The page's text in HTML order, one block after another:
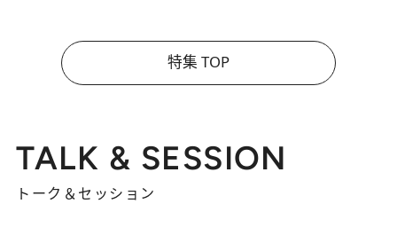
特集 TOP
TALK & SESSION
トーク＆セッション